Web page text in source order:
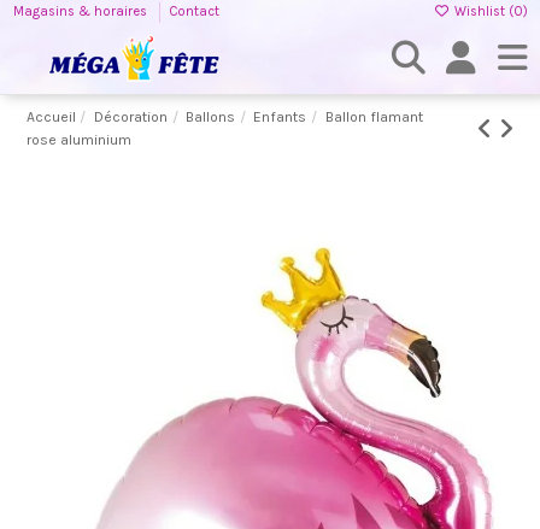
Magasins & horaires Contact Wishlist (0)
Accueil Décoration Ballons Enfants
Ballon flamant
rose aluminium